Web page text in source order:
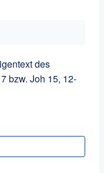
des
bzw. Joh 15, 12-